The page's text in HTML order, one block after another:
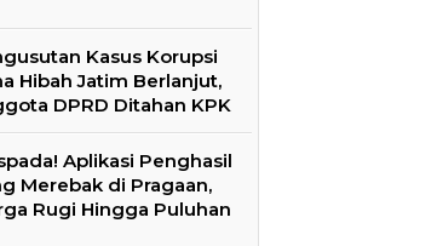
Kasus Korupsi
Hibah Jatim Berlanjut,
DPRD Ditahan KPK
Aplikasi Penghasil
Merebak di Pragaan,
Rugi Hingga Puluhan